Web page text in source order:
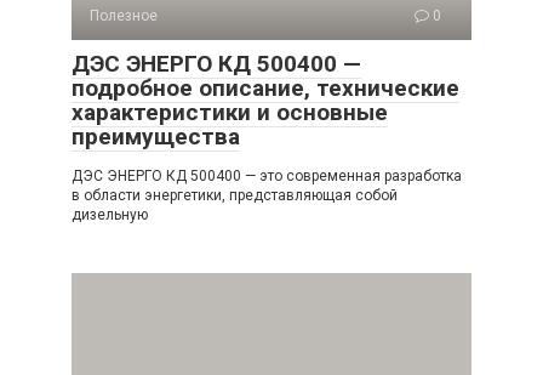
Полезное 0
ДЭС ЭНЕРГО КД 500400 —
подробное описание, технические
характеристики и основные
преимущества
ДЭС ЭНЕРГО КД 500400 — это современная разработка
в области энергетики, представляющая собой
дизельную